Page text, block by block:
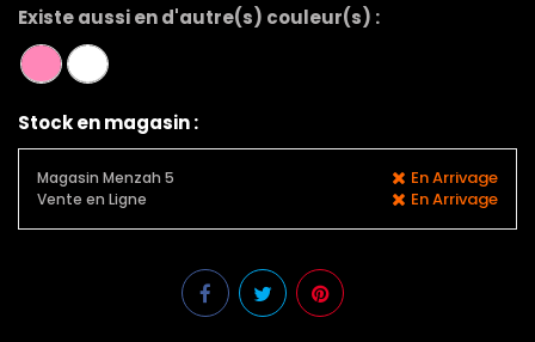
Existe aussi en d'autre(s) couleur(s) :
Stock en magasin :
Magasin Menzah 5 En Arrivage
Vente en Ligne En Arrivage